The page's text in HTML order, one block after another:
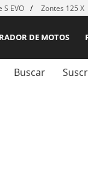
S EVO Zontes 125 X
DE MOTOS
Buscar